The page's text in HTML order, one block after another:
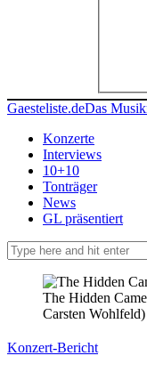
Gaesteliste.deDas
Konzerte
Interviews
10+10
Tonträger
News
GL präsentiert
The Hidden
Carsten Wohlfeld)
Konzert-Bericht